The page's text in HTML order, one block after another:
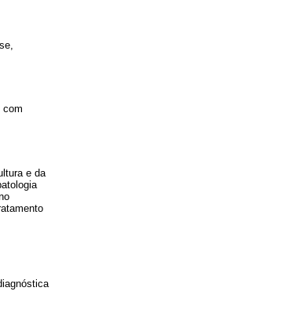
com
e da